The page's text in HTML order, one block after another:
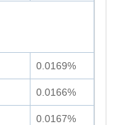
0.0169%
0.0166%
0.0167%